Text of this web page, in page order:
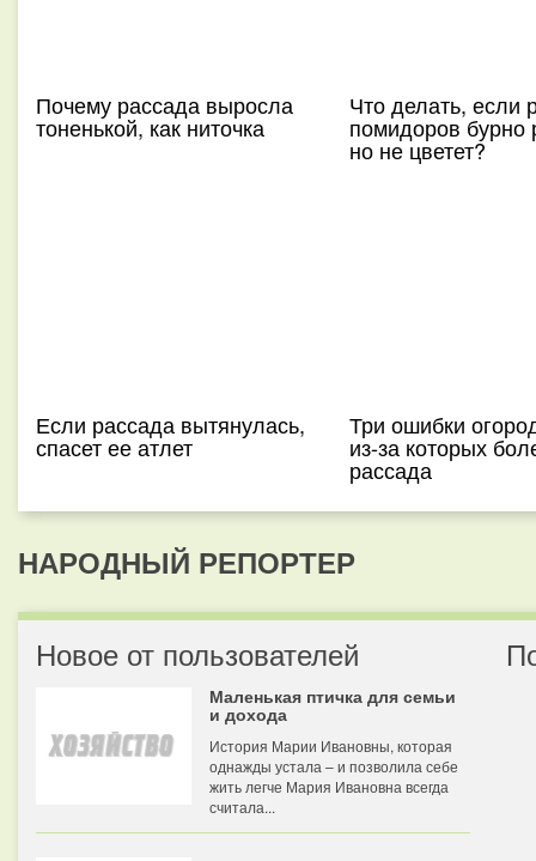
Почему рассада выросла
тоненькой, как ниточка
Что делать, если
помидоров бурно
но не цветет?
Если рассада вытянулась,
спасет ее атлет
Три ошибки
из-за которых
рассада
НАРОДНЫЙ РЕПОРТЕР
Новое от пользователей
Маленькая птичка для семьи
и дохода
История Марии Ивановны, которая
однажды устала – и позволила себе
жить легче Мария Ивановна всегда
считала...